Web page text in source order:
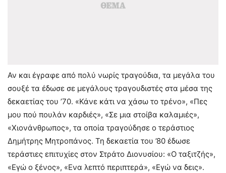
Αν και έγραφε από πολύ νωρίς τραγούδια, τα μεγάλα του
σουξέ τα έδωσε σε μεγάλους τραγουδιστές στα μέσα της
δεκαετίας του ’70. «Κάνε κάτι να χάσω το τρένο», «Πες
μου πού πουλάν καρδιές», «Σε μια στοίβα καλαμιές»,
«Χιονάνθρωπος», τα οποία τραγούδησε ο τεράστιος
Δημήτρης Μητροπάνος. Τη δεκαετία του ’80 έδωσε
τεράστιες επιτυχίες στον Στράτο Διονυσίου: «Ο ταξιτζής»,
«Εγώ ο ξένος», «Ενα λεπτό περιπτερά», «Εγώ να δεις».